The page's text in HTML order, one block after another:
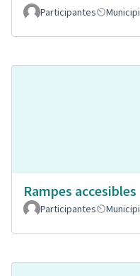
Participantes Municipi
Rampes accesibles
Participantes
Municipi